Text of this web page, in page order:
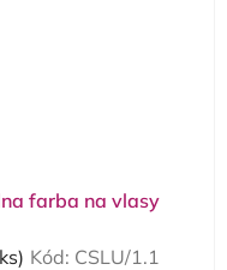
farba na vlasy
Kód: CSLU/1.1